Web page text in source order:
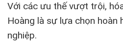
Với các ưu thế vượt trội,
Hoàng là sự lựa chọn hoàn
nghiệp.